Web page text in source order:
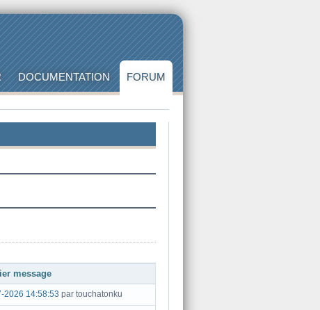
DOCUMENTATION FORUM
message
2026 14:58:53 par touchatonku